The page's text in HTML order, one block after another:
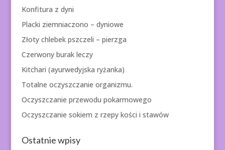
Konfitura z dyni
Placki ziemniaczono – dyniowe
Złoty chlebek pszczeli – pierzga
Czerwony burak leczy
Kitchari (ayurwedyjska ryżanka)
Totalne oczyszczanie organizmu.
Oczyszczanie przewodu pokarmowego
Oczyszczanie sokiem z rzepy kości i stawów
Ostatnie wpisy